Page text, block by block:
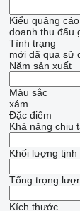
Kiểu quảng cáo
doanh thu đấu
Tình trạng
mới đã qua sử
Năm sản xuất
Màu sắc
xám
Đặc điểm
Khả năng chịu
Khối lượng tịnh
Tổng trọng
Kích thước